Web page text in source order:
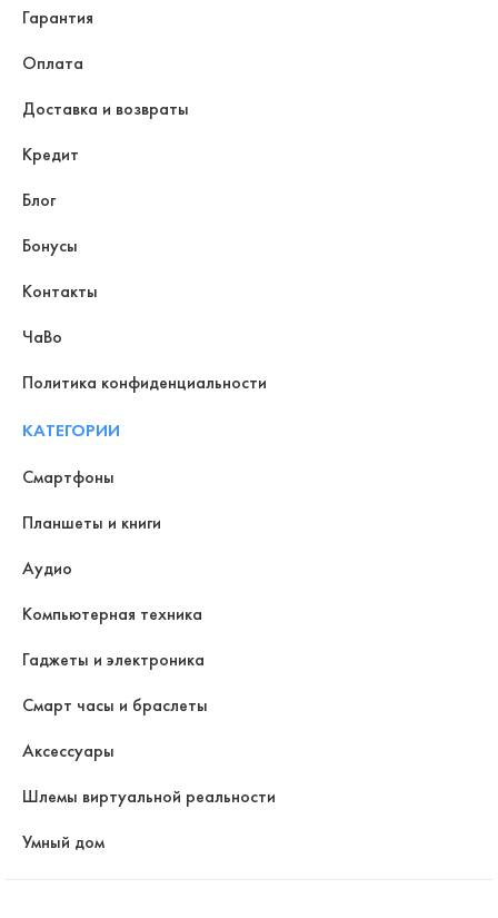
Гарантия
Оплата
Доставка и возвраты
Кредит
Блог
Бонусы
Контакты
ЧаВо
Политика конфиденциальности
КАТЕГОРИИ
Смартфоны
Планшеты и книги
Аудио
Компьютерная техника
Гаджеты и электроника
Смарт часы и браслеты
Аксессуары
Шлемы виртуальной реальности
Умный дом